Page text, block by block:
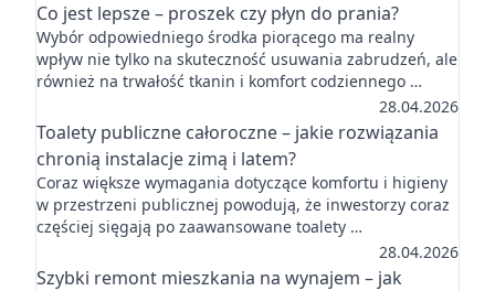
Co jest lepsze – proszek czy płyn do prania?
Wybór odpowiedniego środka piorącego ma realny
wpływ nie tylko na skuteczność usuwania zabrudzeń, ale
również na trwałość tkanin i komfort codziennego …
28.04.2026
Toalety publiczne całoroczne – jakie rozwiązania
chronią instalacje zimą i latem?
Coraz większe wymagania dotyczące komfortu i higieny
w przestrzeni publicznej powodują, że inwestorzy coraz
częściej sięgają po zaawansowane toalety …
28.04.2026
Szybki remont mieszkania na wynajem – jak